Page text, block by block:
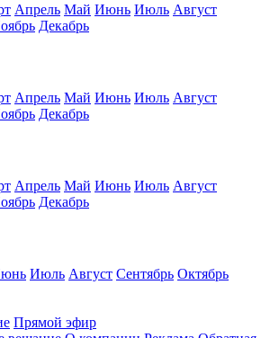
Апрель Май Июнь Июль Август
Декабрь
Апрель Май Июнь Июль Август
Декабрь
Апрель Май Июнь Июль Август
Декабрь
Июль Август Сентябрь Октябрь
Прямой эфир